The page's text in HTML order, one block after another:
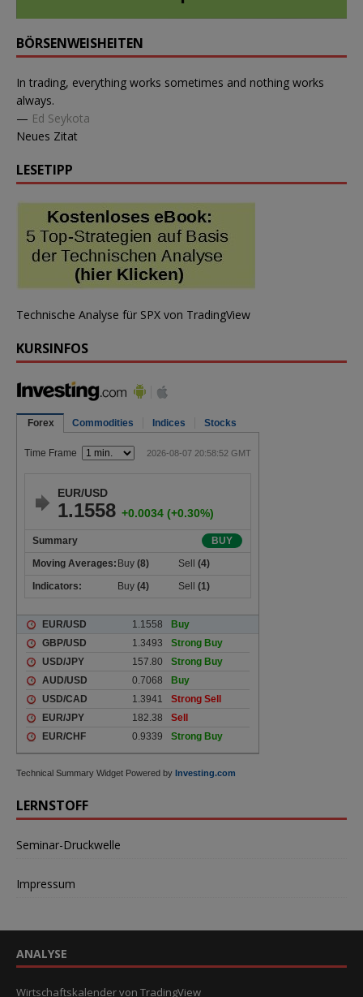
BÖRSENWEISHEITEN
In trading, everything works sometimes and nothing works
always.
— Ed Seykota
Neues Zitat
LESETIPP
Technische Analyse für SPX von TradingView
KURSINFOS
Technical Summary Widget Powered by Investing.com
LERNSTOFF
Seminar-Druckwelle
Impressum
ANALYSE
Wirtschaftskalendervon TradingView